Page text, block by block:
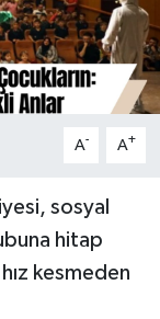
A- A+
sosyal
hitap
kesmeden